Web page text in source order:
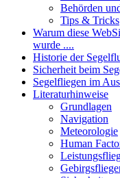
Behörden
Tips & Tricks
Warum diese
wurde ....
Historie der
Sicherheit beim
Segelfliegen im
Literaturhinweise
Grundlagen
Navigation
Meteorologie
Human